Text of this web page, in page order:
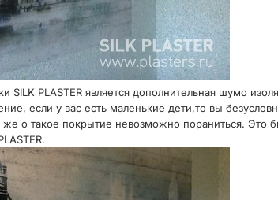
PLASTER является дополнительная шумо
если у вас есть маленькие дети,то вы
же о такое покрытие невозможно пораниться. Это